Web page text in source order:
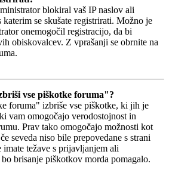
blokiral vaš IP naslov ali
katerim se skušate registrirati. Možno je
onemogočil registracijo, da bi
obiskovalcev. Z vprašanji se obrnite na
vse piškotke foruma"?
foruma" izbriše vse piškotke, ki jih je
vam omogočajo verodostojnost in
Prav tako omogočajo možnosti kot
seveda niso bile prepovedane s strani
imate težave s prijavljanjem ali
brisanje piškotkov morda pomagalo.